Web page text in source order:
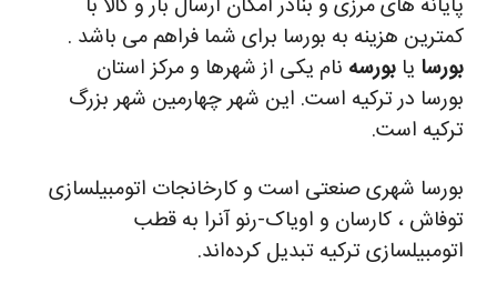
کمترین هزینه به بورسا برای شما فراهم می باشد .
بورسایا بورسهنام یکی از شهرها و مرکز استان
بورسا در ترکیه است. این شهر چهارمین شهر بزرگ
ترکیه است.
بورسا شهری صنعتی است و کارخانجات اتومبیلسازی
توفاش ، کارسان و اویاک-رنو آنرا به قطب
اتومبیلسازی ترکیه تبدیل کرده‌اند.